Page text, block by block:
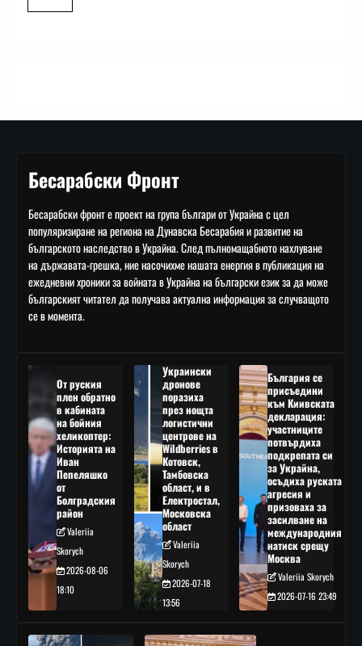
Бесарабски Фронт
Бесарабски фронт е проект на група българи от Украйна с цел
популяризиране на региона на Дунавска Бесарабия и развитие на
българското наследство в Украйна. След пълномащабното нахлуване
на държавата-грешка, ние насочихме нашата енергия в публикация на
ежедневни хроники за войната в Украйна на български език за да може
българският читател да получава актуална информация за случващото
се в момента.
От руския
плен обратно
в кабината
на бойния
хеликоптер:
Историята на
Иван
Пепеляшко
от
Болградския
район
Valeriia
Skorych
2026-08-06
18:10
Украински
дронове
поразиха
през нощта
логистични
центрове на
Wildberries в
Котовск,
Тамбовска
област, и в
Електростал,
Московска
област
Valeriia
Skorych
2026-07-18
13:56
България се
присъедини
към Киивската
декларация:
участниците
потвърдиха
подкрепата си
за Украйна,
осъдиха руската
агресия и
призоваха за
засилване на
международния
натиск срещу
Москва
Valeriia Skorych
2026-07-16 23:49